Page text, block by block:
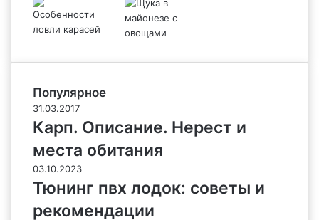
Популярное
31.03.2017
Карп. Описание. Нерест и
места обитания
03.10.2023
Тюнинг пвх лодок: советы и
рекомендации